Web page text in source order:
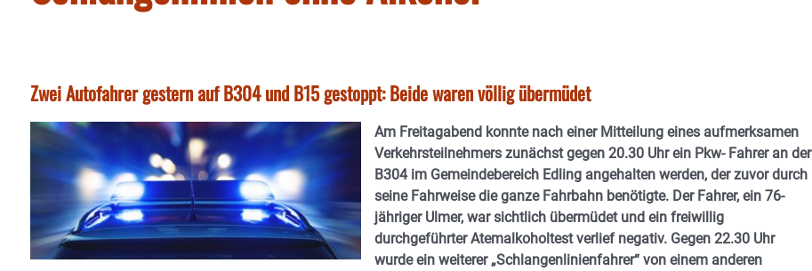
Zwei Autofahrer gestern auf B304 und B15 gestoppt: Beide waren völlig übermüdet
Am Freitagabend konnte nach einer Mitteilung eines aufmerksamen
Verkehrsteilnehmers zunächst gegen 20.30 Uhr ein Pkw- Fahrer an der
B304 im Gemeindebereich Edling angehalten werden, der zuvor durch
seine Fahrweise die ganze Fahrbahn benötigte. Der Fahrer, ein 76-
jähriger Ulmer, war sichtlich übermüdet und ein freiwillig
durchgeführter Atemalkoholtest verlief negativ. Gegen 22.30 Uhr
wurde ein weiterer „Schlangenlinienfahrer“ von einem anderen